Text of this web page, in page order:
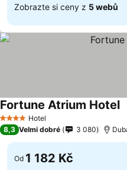
Zobrazte si ceny z 5 webů
4 Počet hvězdiček
Hotel
Fortune Atrium Hotel
8,3 Velmi dobré 3 080
Od 1 182 Kč